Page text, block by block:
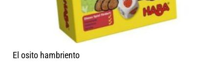
El osito hambriento